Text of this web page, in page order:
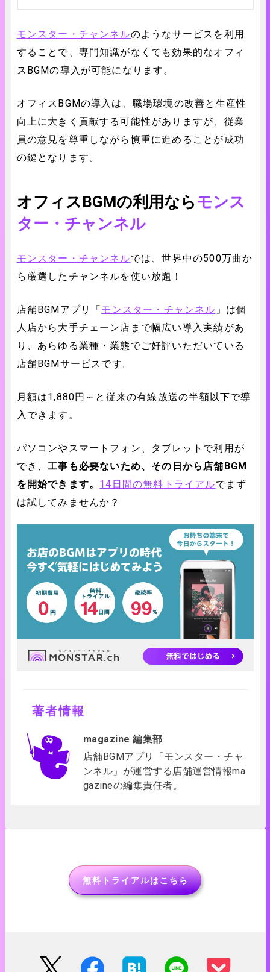
モンスター・チャンネルのようなサービスを利用
することで、専門知識がなくても効果的なオフィ
スBGMの導入が可能になります。
オフィスBGMの導入は、職場環境の改善と生産性
向上に大きく貢献する可能性がありますが、従業
員の意見を尊重しながら慎重に進めることが成功
の鍵となります。
オフィスBGMの利用なら モンス
ター・チャンネル
モンスター・チャンネルでは、世界中の500万曲か
ら厳選したチャンネルを使い放題！
店舗BGMアプリ「モンスター・チャンネル 」は個
人店から大手チェーン店まで幅広い導入実績があ
り、あらゆる業種・業態でご好評いただいている
店舗BGMサービスです。
月額は1,880円～と従来の有線放送の半額以下で導
入できます。
パソコンやスマートフォン、タブレットで利用が
でき、工事も必要ないため、その日から店舗BGM
を開始できます。 14日間の無料トライアルでまず
は試してみませんか？
著者情報
magazine 編集部
店舗BGMアプリ「モンスター・チャ
ンネル」が運営する店舗運営情報ma
gazineの編集責任者。
無料トライアルはこちら